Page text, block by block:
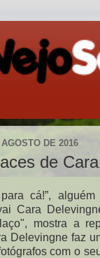
DE 2016
de
cá!”,
Cara
mostra a
Delevingne faz
com o